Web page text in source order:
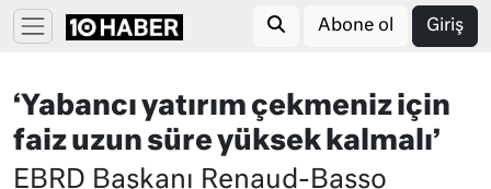
Abone ol Giriş
‘Yabancı yatırım çekmeniz için
faiz uzun süre yüksek kalmalı’
EBRD Başkanı Renaud-Basso